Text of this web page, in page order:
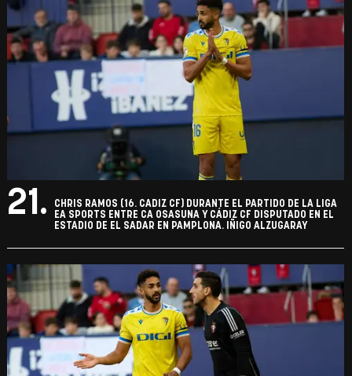
21.
CHRIS RAMOS (16. CADIZ CF) DURANTE EL PARTIDO DE LA LIGA
EA SPORTS ENTRE CA OSASUNA Y CÁDIZ CF DISPUTADO EN EL
ESTADIO DE EL SADAR EN PAMPLONA. IÑIGO ALZUGARAY